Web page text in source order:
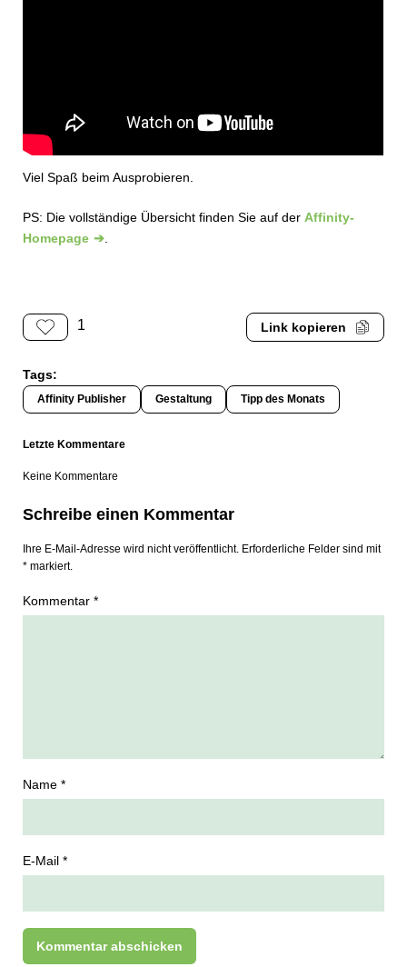
Viel Spaß beim Ausprobieren.
PS: Die vollständige Übersicht finden Sie auf der Affinity-
Homepage
1 Link kopieren
Tags:
Affinity Publisher Gestaltung Tipp des Monats
Letzte Kommentare
Keine Kommentare
Schreibe einen Kommentar
Ihre E-Mail-Adresse wird nicht veröffentlicht. Erforderliche Felder sind mit
* markiert.
Kommentar *
Name *
E-Mail *